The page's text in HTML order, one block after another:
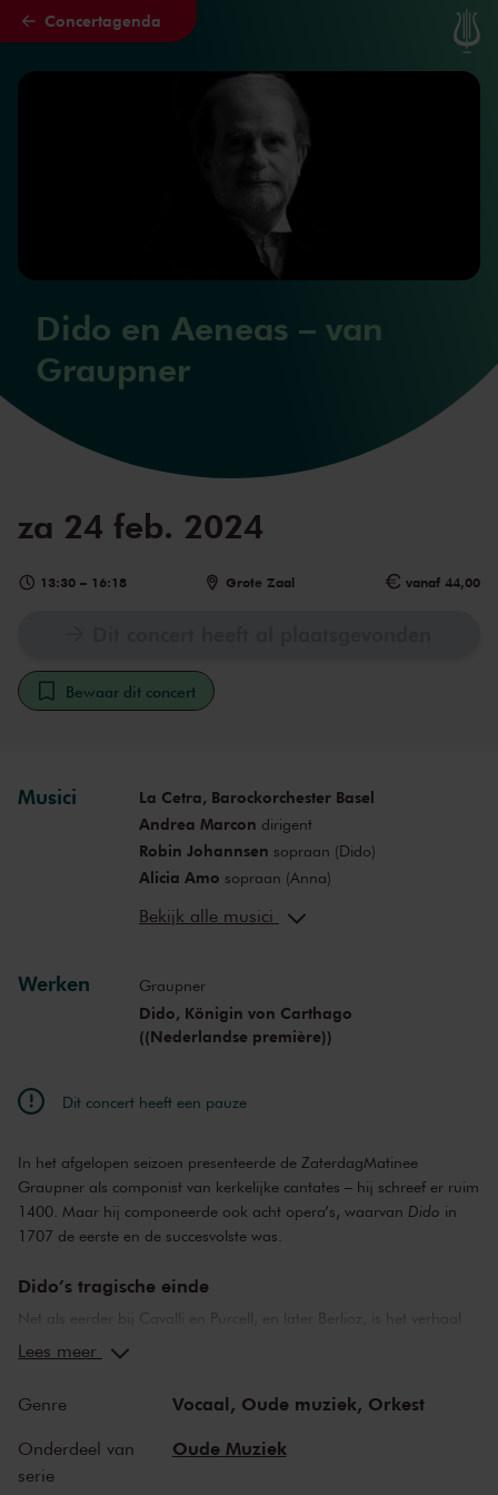
Naar hoofdcontent
Concertagenda
Dido en Aeneas – van
Graupner
za 24 feb. 2024
13:30 – 16:18 Grote Zaal vanaf 44,00
Bewaar dit concert
Musici
La Cetra, Barockorchester Basel
Andrea Marcon dirigent
Robin Johannsen sopraan (Dido)
Alicia Amo sopraan (Anna)
Emiliano Gonzalez Toro
(Aeneas)
José Antonio López
Chelsea Zurflüh sopraan (Menalippe)
Raphael Höhn tenor (Achates/Disalces)
Bekijk alle musici
Werken Graupner
Dido, Königin von Carthago
((Nederlandse première))
Dit concert heeft een pauze
In het afgelopen seizoen presenteerde de ZaterdagMatinee
Graupner als componist van kerkelijke cantates – hij schreef er ruim
1400. Maar hij componeerde ook acht opera’s, waarvan Dido in
1707 de eerste en de succesvolste was.
Dido’s tragische einde
Net als eerder bij Cavalli en Purcell, en later Berlioz, is het verhaal
bij Christoph Graupner gebaseerd op de ongelukkige liefde tussen
eigenlijk ongebruikelijk. Al haar aria’s staan niet toevallig in een
mineur-toonsoort. Graupners versie is een Duitstalige opera, maar
Lees meer
Genre Vocaal, Oude muziek, Orkest
Onderdeel van
serie
Oude Muziek